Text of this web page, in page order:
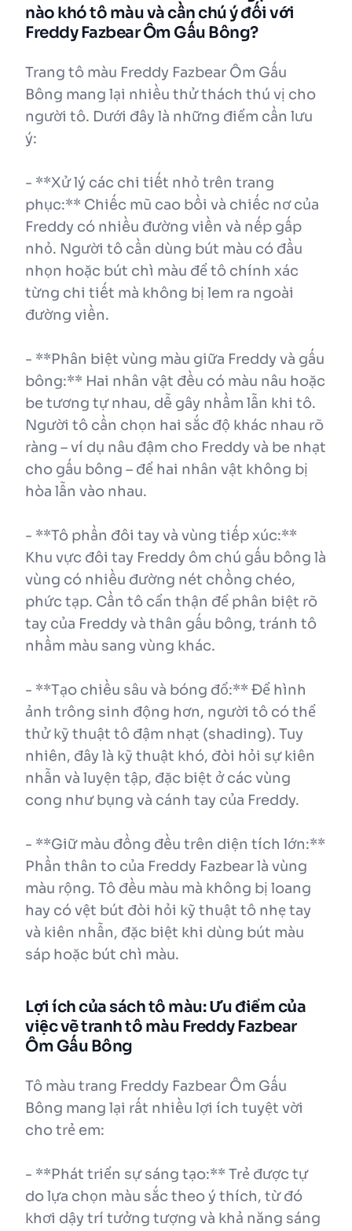
nào khó tô màu và cần chú ý đối với
Freddy Fazbear Ôm Gấu Bông?
Trang tô màu Freddy Fazbear Ôm Gấu
Bông mang lại nhiều thử thách thú vị cho
người tô. Dưới đây là những điểm cần lưu
ý:
- **Xử lý các chi tiết nhỏ trên trang
phục:** Chiếc mũ cao bồi và chiếc nơ của
Freddy có nhiều đường viền và nếp gấp
nhỏ. Người tô cần dùng bút màu có đầu
nhọn hoặc bút chì màu để tô chính xác
từng chi tiết mà không bị lem ra ngoài
đường viền.
- **Phân biệt vùng màu giữa Freddy và gấu
bông:** Hai nhân vật đều có màu nâu hoặc
be tương tự nhau, dễ gây nhầm lẫn khi tô.
Người tô cần chọn hai sắc độ khác nhau rõ
ràng – ví dụ nâu đậm cho Freddy và be nhạt
cho gấu bông – để hai nhân vật không bị
hòa lẫn vào nhau.
- **Tô phần đôi tay và vùng tiếp xúc:**
Khu vực đôi tay Freddy ôm chú gấu bông là
vùng có nhiều đường nét chồng chéo,
phức tạp. Cần tô cẩn thận để phân biệt rõ
tay của Freddy và thân gấu bông, tránh tô
nhầm màu sang vùng khác.
- **Tạo chiều sâu và bóng đổ:** Để hình
ảnh trông sinh động hơn, người tô có thể
thử kỹ thuật tô đậm nhạt (shading). Tuy
nhiên, đây là kỹ thuật khó, đòi hỏi sự kiên
nhẫn và luyện tập, đặc biệt ở các vùng
cong như bụng và cánh tay của Freddy.
- **Giữ màu đồng đều trên diện tích lớn:**
Phần thân to của Freddy Fazbear là vùng
màu rộng. Tô đều màu mà không bị loang
hay có vệt bút đòi hỏi kỹ thuật tô nhẹ tay
và kiên nhẫn, đặc biệt khi dùng bút màu
sáp hoặc bút chì màu.
Lợi ích của sách tô màu: Ưu điểm của
việc vẽ tranh tô màu Freddy Fazbear
Ôm Gấu Bông
Tô màu trang Freddy Fazbear Ôm Gấu
Bông mang lại rất nhiều lợi ích tuyệt vời
cho trẻ em:
- **Phát triển sự sáng tạo:** Trẻ được tự
do lựa chọn màu sắc theo ý thích, từ đó
khơi dậy trí tưởng tượng và khả năng sáng